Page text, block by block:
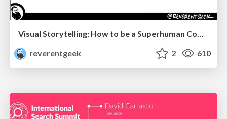
Visual Storytelling: How to be a Superhuman Communicator
reverentgeek
2 610